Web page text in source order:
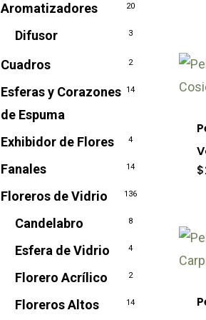
Aromatizadores 20
Difusor 3
Cuadros 2
Esferas y Corazones
de Espuma
14
Exhibidor de Flores 4
Fanales 14
Floreros de Vidrio 136
Candelabro 8
Esfera de Vidrio 4
Florero Acrílico 2
Floreros Altos 14
de
se
en
$